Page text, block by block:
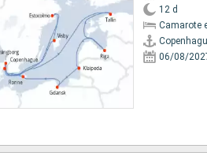
12 d
Camarote
06/08/